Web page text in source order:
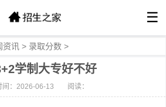
☰
资讯 > 录取分数 >
学制大专好不好
间：2026-06-13 阅读：